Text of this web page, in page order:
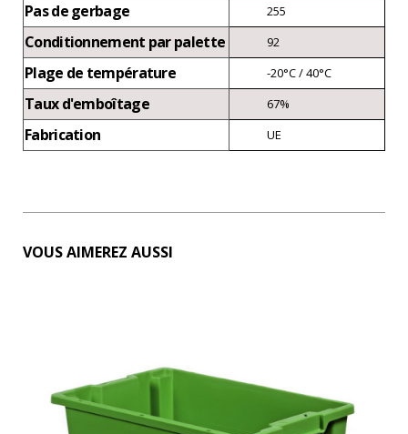
Pas de gerbage 255
Conditionnement par palette 92
Plage de température -20°C / 40°C
Taux d'emboîtage 67%
Fabrication UE
VOUS AIMEREZ AUSSI